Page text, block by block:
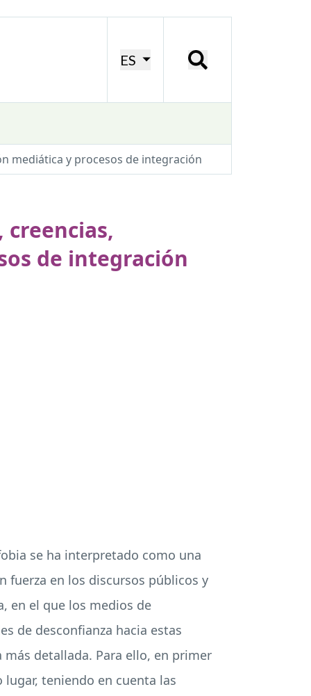
ES
mediática y procesos de integración
de integración
se ha interpretado como una
fuerza en los discursos públicos y
en el que los medios de
de desconfianza hacia estas
detallada. Para ello, en primer
teniendo en cuenta las